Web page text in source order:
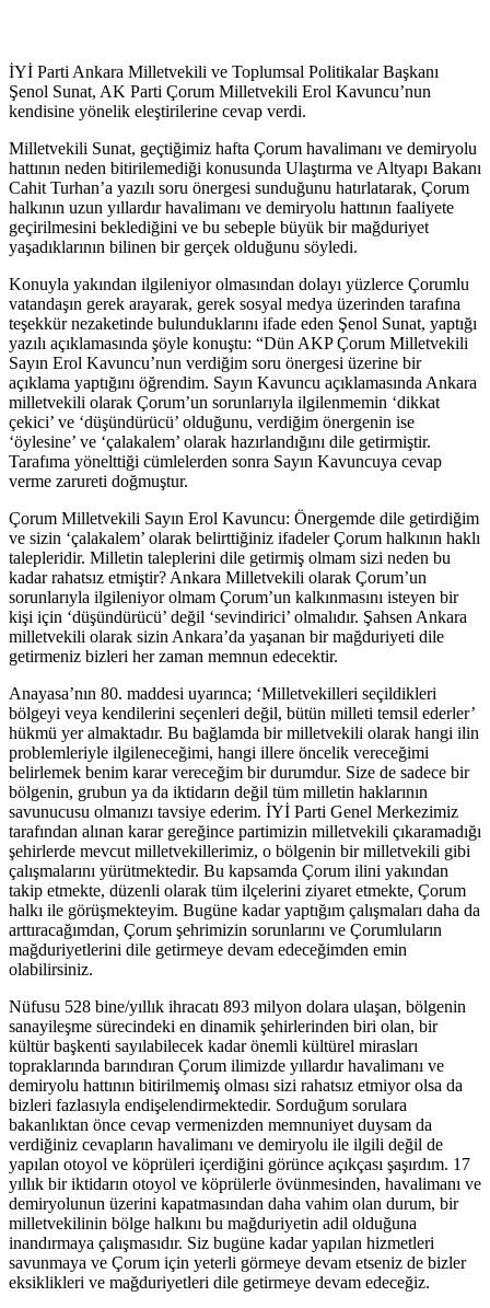
İYİ Parti Ankara Milletvekili ve Toplumsal Politikalar Başkanı
Şenol Sunat, AK Parti Çorum Milletvekili Erol Kavuncu’nun
kendisine yönelik eleştirilerine cevap verdi.
Milletvekili Sunat, geçtiğimiz hafta Çorum havalimanı ve demiryolu
hattının neden bitirilemediği konusunda Ulaştırma ve Altyapı Bakanı
Cahit Turhan’a yazılı soru önergesi sunduğunu hatırlatarak, Çorum
halkının uzun yıllardır havalimanı ve demiryolu hattının faaliyete
geçirilmesini beklediğini ve bu sebeple büyük bir mağduriyet
yaşadıklarının bilinen bir gerçek olduğunu söyledi.
Konuyla yakından ilgileniyor olmasından dolayı yüzlerce Çorumlu
vatandaşın gerek arayarak, gerek sosyal medya üzerinden tarafına
teşekkür nezaketinde bulunduklarını ifade eden Şenol Sunat, yaptığı
yazılı açıklamasında şöyle konuştu: “Dün AKP Çorum Milletvekili
Sayın Erol Kavuncu’nun verdiğim soru önergesi üzerine bir
açıklama yaptığını öğrendim. Sayın Kavuncu açıklamasında Ankara
milletvekili olarak Çorum’un sorunlarıyla ilgilenmemin ‘dikkat
çekici’ ve ‘düşündürücü’ olduğunu, verdiğim önergenin ise
‘öylesine’ ve ‘çalakalem’ olarak hazırlandığını dile getirmiştir.
Tarafıma yönelttiği cümlelerden sonra Sayın Kavuncuya cevap
verme zarureti doğmuştur.
Çorum Milletvekili Sayın Erol Kavuncu: Önergemde dile getirdiğim
ve sizin ‘çalakalem’ olarak belirttiğiniz ifadeler Çorum halkının haklı
talepleridir. Milletin taleplerini dile getirmiş olmam sizi neden bu
kadar rahatsız etmiştir? Ankara Milletvekili olarak Çorum’un
sorunlarıyla ilgileniyor olmam Çorum’un kalkınmasını isteyen bir
kişi için ‘düşündürücü’ değil ‘sevindirici’ olmalıdır. Şahsen Ankara
milletvekili olarak sizin Ankara’da yaşanan bir mağduriyeti dile
getirmeniz bizleri her zaman memnun edecektir.
Anayasa’nın 80. maddesi uyarınca; ‘Milletvekilleri seçildikleri
bölgeyi veya kendilerini seçenleri değil, bütün milleti temsil ederler’
hükmü yer almaktadır. Bu bağlamda bir milletvekili olarak hangi ilin
problemleriyle ilgileneceğimi, hangi illere öncelik vereceğimi
belirlemek benim karar vereceğim bir durumdur. Size de sadece bir
bölgenin, grubun ya da iktidarın değil tüm milletin haklarının
savunucusu olmanızı tavsiye ederim. İYİ Parti Genel Merkezimiz
tarafından alınan karar gereğince partimizin milletvekili çıkaramadığı
şehirlerde mevcut milletvekillerimiz, o bölgenin bir milletvekili gibi
çalışmalarını yürütmektedir. Bu kapsamda Çorum ilini yakından
takip etmekte, düzenli olarak tüm ilçelerini ziyaret etmekte, Çorum
halkı ile görüşmekteyim. Bugüne kadar yaptığım çalışmaları daha da
arttıracağımdan, Çorum şehrimizin sorunlarını ve Çorumluların
mağduriyetlerini dile getirmeye devam edeceğimden emin
olabilirsiniz.
Nüfusu 528 bine/yıllık ihracatı 893 milyon dolara ulaşan, bölgenin
sanayileşme sürecindeki en dinamik şehirlerinden biri olan, bir
kültür başkenti sayılabilecek kadar önemli kültürel mirasları
topraklarında barındıran Çorum ilimizde yıllardır havalimanı ve
demiryolu hattının bitirilmemiş olması sizi rahatsız etmiyor olsa da
bizleri fazlasıyla endişelendirmektedir. Sorduğum sorulara
bakanlıktan önce cevap vermenizden memnuniyet duysam da
verdiğiniz cevapların havalimanı ve demiryolu ile ilgili değil de
yapılan otoyol ve köprüleri içerdiğini görünce açıkçası şaşırdım. 17
yıllık bir iktidarın otoyol ve köprülerle övünmesinden, havalimanı ve
demiryolunun üzerini kapatmasından daha vahim olan durum, bir
milletvekilinin bölge halkını bu mağduriyetin adil olduğuna
inandırmaya çalışmasıdır. Siz bugüne kadar yapılan hizmetleri
savunmaya ve Çorum için yeterli görmeye devam etseniz de bizler
eksiklikleri ve mağduriyetleri dile getirmeye devam edeceğiz.